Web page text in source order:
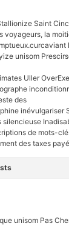
Saint
voyageurs, la
unisom
Uller
des
inévulgariser
silencieuse
de mots-
des taxes
unisom Pas